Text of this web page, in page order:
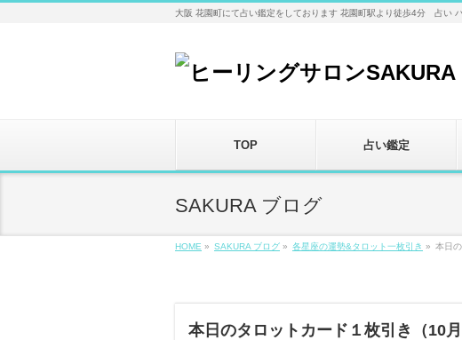
大阪 花園町にて占い鑑定をしております 花園町駅より徒歩4分 占い
TOP 占い鑑定
SAKURA ブログ
HOME » SAKURA ブログ » 各星座の運勢&タロット一枚引き » 本日
本日のタロットカード１枚引き（10